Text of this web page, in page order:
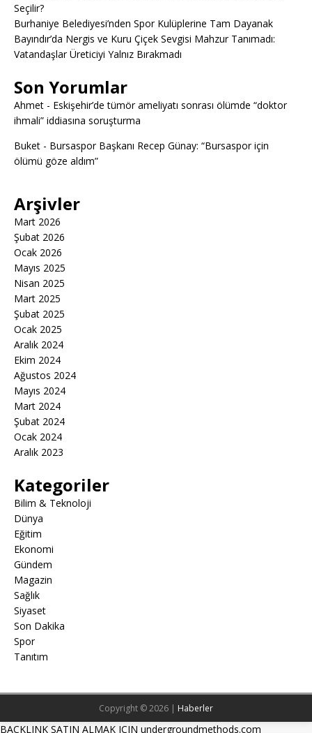
Seçilir?
Burhaniye Belediyesi’nden Spor Kulüplerine Tam Dayanak
Bayındır’da Nergis ve Kuru Çiçek Sevgisi Mahzur Tanımadı:
Vatandaşlar Üreticiyi Yalnız Bırakmadı
Son Yorumlar
Ahmet - Eskişehir’de tümör ameliyatı sonrası ölümde “doktor
ihmali” iddiasına soruşturma
Buket - Bursaspor Başkanı Recep Günay: “Bursaspor için
ölümü göze aldım”
Arşivler
Mart 2026
Şubat 2026
Ocak 2026
Mayıs 2025
Nisan 2025
Mart 2025
Şubat 2025
Ocak 2025
Aralık 2024
Ekim 2024
Ağustos 2024
Mayıs 2024
Mart 2024
Şubat 2024
Ocak 2024
Aralık 2023
Kategoriler
Bilim & Teknoloji
Dünya
Eğitim
Ekonomi
Gündem
Magazin
Sağlık
Siyaset
Son Dakika
Spor
Tanıtım
Copyright © 2026 | Haberler
BACKLINK SATIN ALMAK ICIN undergroundmethods.com